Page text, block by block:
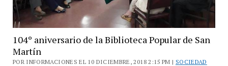
104º aniversario de la Biblioteca Popular de San
Martín
POR INFORMACIONES EL 10 DICIEMBRE, 2018 2:15 PM | SOCIEDAD